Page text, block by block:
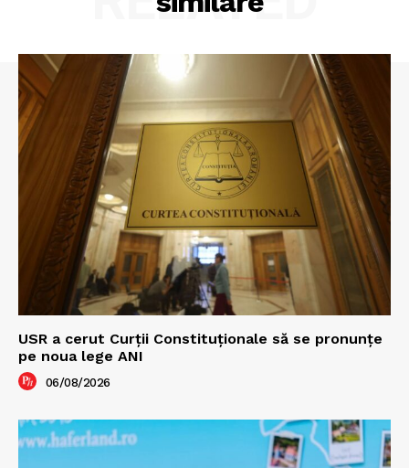
USR a cerut Curții Constituționale să se pronunțe
pe noua lege ANI
06/08/2026